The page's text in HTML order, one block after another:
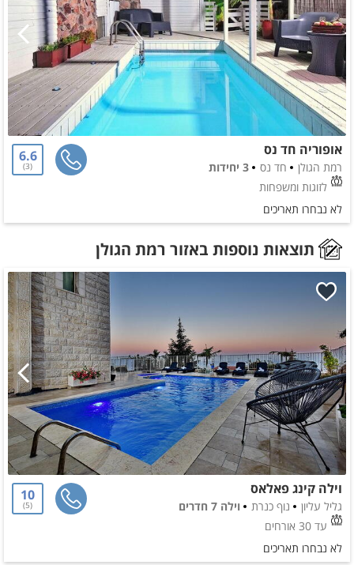
אופוריה חד נס
רמת הגולן חד נס
3 יחידות
לזוגות ומשפחות
6.6
3
לא נבחרו תאריכים
תוצאות נוספות באזור רמת הגולן
וילה קינג פאלאס
גליל עליון נוף כנרת
וילה 7 חדרים
עד 30 אורחים
10
5
לא נבחרו תאריכים